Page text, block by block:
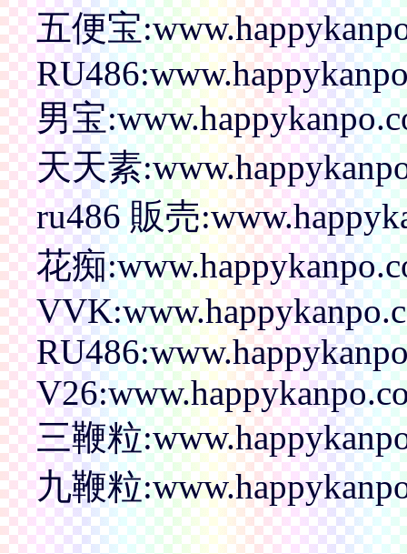
五便宝
男宝
天天素
ru486 販売
花痴
三鞭粒
九鞭粒